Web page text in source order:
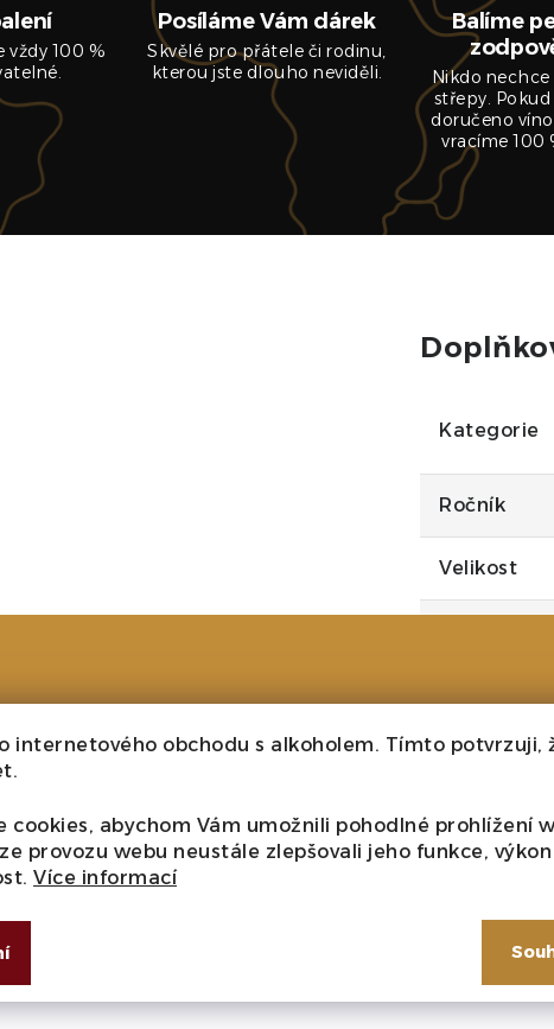
internetového obchodu s alkoholem. Tímto potvrzuji,
cookies, abychom Vám umožnili pohodlné prohlížení
provozu webu neustále zlepšovali jeho funkce, výkon
Více informací
vždy 100 %
Posíláme Vám dárek
Skvělé pro přátele či rodinu,
kterou jste dlouho neviděli.
Balíme
Nikdo
střepy.
doručeno
vracíme 100
kdy převzal
vinaře Kremstalu.
Veltlínského
pak Kremstal, Kamptal
Ovšem zrovna
v Evropě (až 20 m
projevu krásně
schopen
prestižního
si je užíváme my.
Kategorie
Ročník
Velikost
Typ